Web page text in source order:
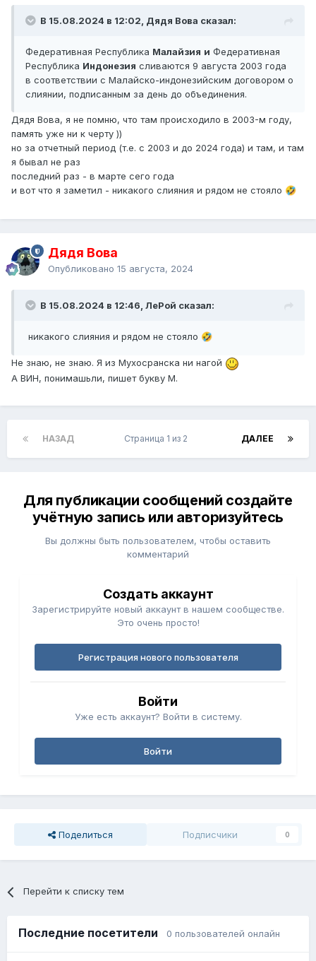
В 15.08.2024 в 12:02, Дядя Вова сказал:
Федеративная Республика Малайзия и Федеративная
Республика Индонезия сливаются 9 августа 2003 года
в соответствии с Малайско-индонезийским договором о
слиянии, подписанным за день до объединения.
Дядя Вова, я не помню, что там происходило в 2003-м году,
память уже ни к черту ))
но за отчетный период (т.е. с 2003 и до 2024 года) и там, и там
я бывал не раз
последний раз - в марте сего года
и вот что я заметил - никакого слияния и рядом не стояло 🤣
Дядя Вова
Опубликовано 15 августа, 2024
В 15.08.2024 в 12:46, ЛеРой сказал:
никакого слияния и рядом не стояло 🤣
Не знаю, не знаю. Я из Мухосранска ни нагой
А ВИН, понимашьли, пишет букву М.
НАЗАД ДАЛЕЕ
Страница 1 из 2
Для публикации сообщений создайте
учётную запись или авторизуйтесь
Вы должны быть пользователем, чтобы оставить
комментарий
Создать аккаунт
Зарегистрируйте новый аккаунт в нашем сообществе.
Это очень просто!
Регистрация нового пользователя
Войти
Уже есть аккаунт? Войти в систему.
Войти
Поделиться Подписчики 0
Перейти к списку тем
Последние посетители 0 пользователей онлайн